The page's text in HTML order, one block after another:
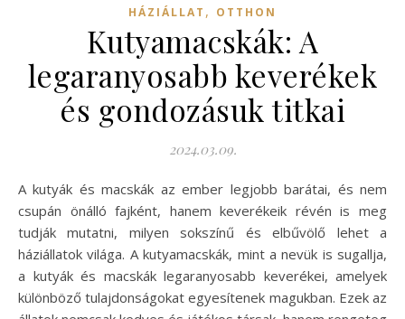
HÁZIÁLLAT , OTTHON
Kutyamacskák: A
legaranyosabb keverékek
és gondozásuk titkai
2024.03.09.
A kutyák és macskák az ember legjobb barátai, és nem
csupán önálló fajként, hanem keverékeik révén is meg
tudják mutatni, milyen sokszínű és elbűvölő lehet a
háziállatok világa. A kutyamacskák, mint a nevük is sugallja,
a kutyák és macskák legaranyosabb keverékei, amelyek
különböző tulajdonságokat egyesítenek magukban. Ezek az